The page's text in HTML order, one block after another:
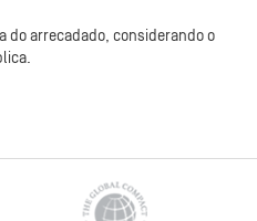
do arrecadado, considerando o